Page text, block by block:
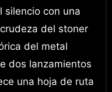
silencio con una
del stoner
del metal
dos lanzamientos
una hoja de ruta